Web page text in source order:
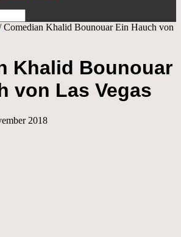
Comedian Khalid Bounouar Ein Hauch von
Khalid Bounouar
von Las Vegas
2018